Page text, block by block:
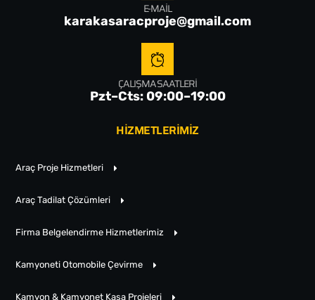
E-MAIL
karakasaracproje@gmail.com
ÇALIŞMA SAATLERI
Pzt–Cts: 09:00–19:00
HİZMETLERİMİZ
Araç Proje Hizmetleri
Araç Tadilat Çözümleri
Firma Belgelendirme Hizmetlerimiz
Kamyoneti Otomobile Çevirme
Kamyon & Kamyonet Kasa Projeleri